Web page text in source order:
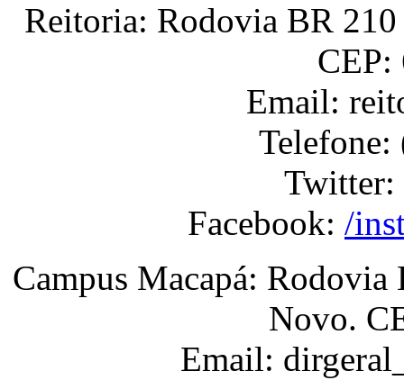
Reitoria: Rodovia BR
CEP:
Email:
Twitter:
Facebook: /
Campus Macapá:
Novo.
Email: